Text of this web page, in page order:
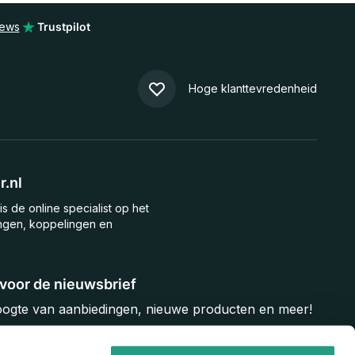
Trustpilot
Hoge klanttevredenheid
de nieuwsbrief
van aanbiedingen, nieuwe producten en meer!
de online specialist op het
koppelingen en